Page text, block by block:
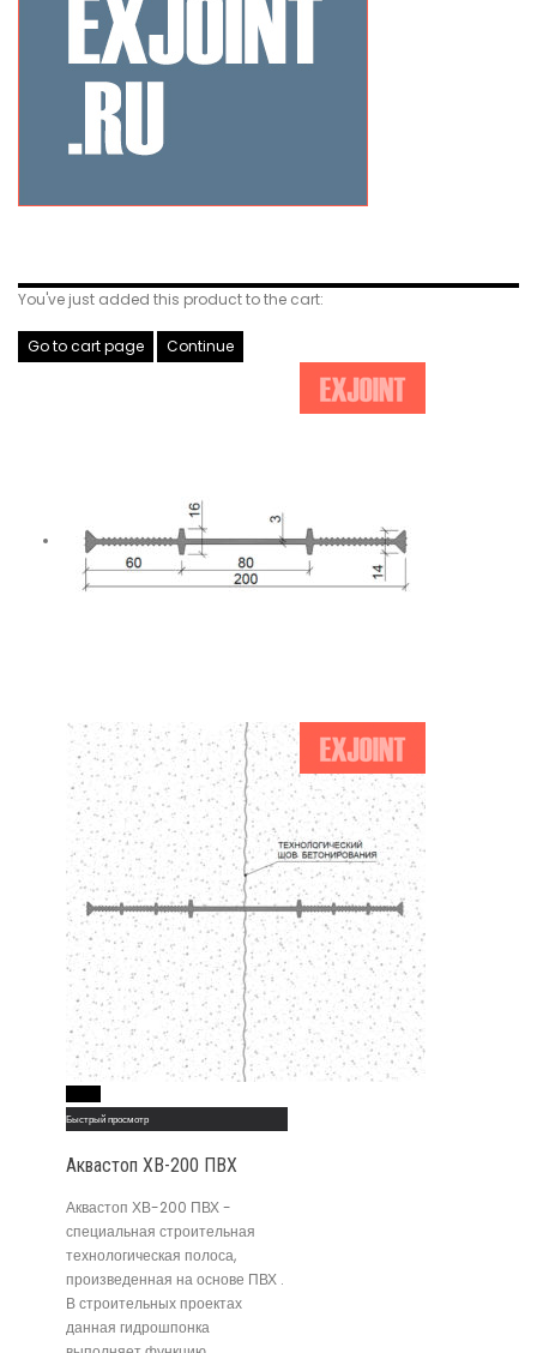
You've just added this product to the cart:
Go to cart page Continue
Быстрый просмотр
Аквастоп ХВ-200 ПВХ
Аквастоп ХВ-200 ПВХ -
специальная строительная
технологическая полоса,
произведенная на основе ПВХ .
В строительных проектах
данная гидрошпонка